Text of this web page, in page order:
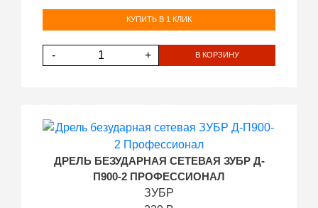
КУПИТЬ В 1 КЛИК
- + В КОРЗИНУ
ДРЕЛЬ БЕЗУДАРНАЯ СЕТЕВАЯ ЗУБР Д-
П900-2 ПРОФЕССИОНАЛ
ЗУБР